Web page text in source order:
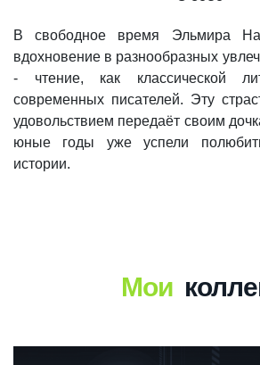
В свободное время Эльмира
вдохновение в разнообразных
- чтение, как классической
современных писателей. Эту
удовольствием передаёт своим
юные годы уже успели
истории.
Мои